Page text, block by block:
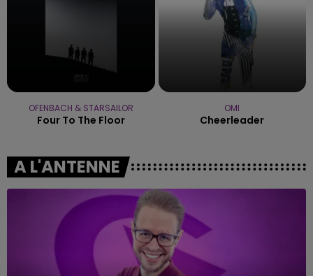
OFENBACH & STARSAILOR
Four To The Floor
OMI
Cheerleader
A L'ANTENNE